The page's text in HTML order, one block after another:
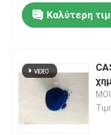
Καλύτερη